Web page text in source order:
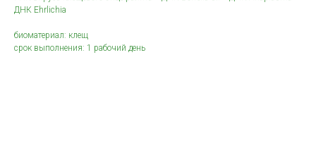
ДНК Ehrlichia
биоматериал: клещ
срок выполнения: 1 рабочий день